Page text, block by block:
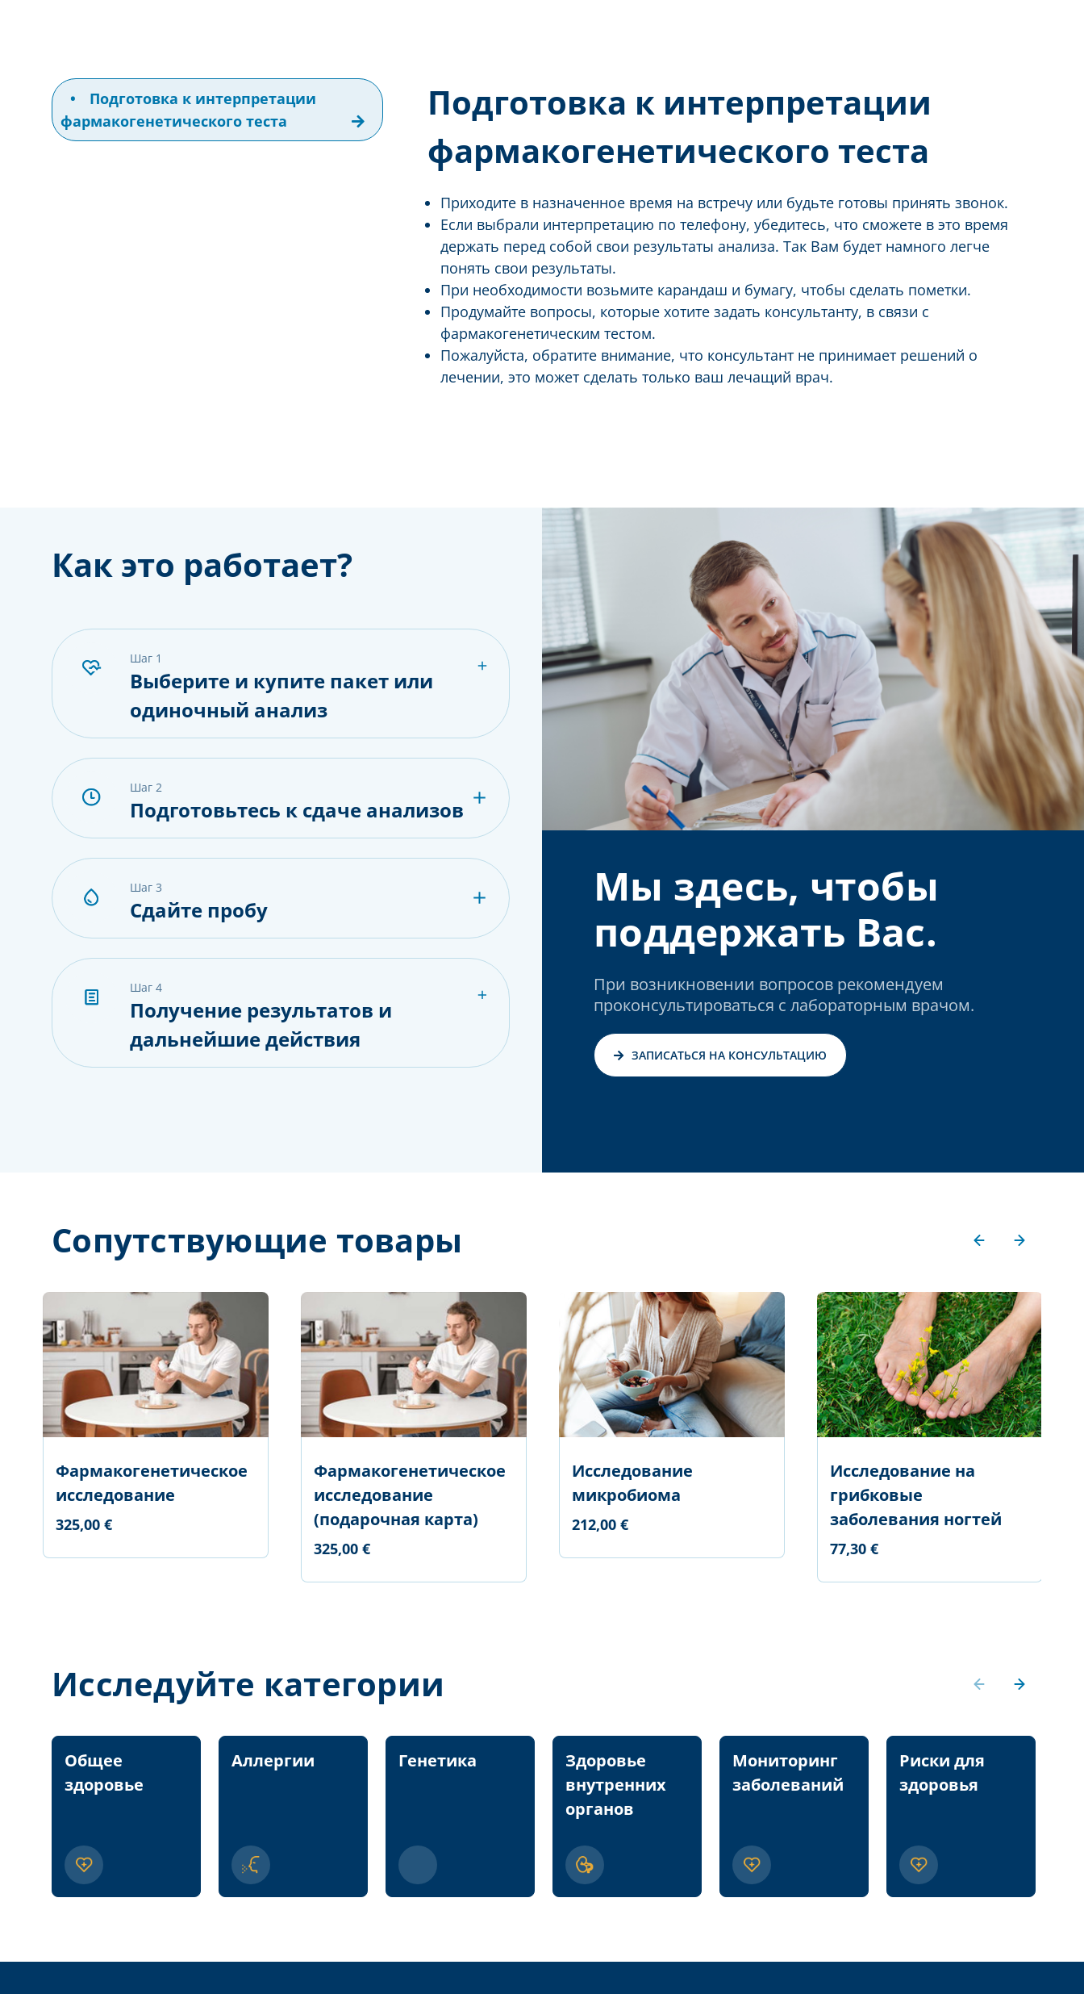
•
Подготовка к интерпретации
фармакогенетического теста
Подготовка к интерпретации
фармакогенетического теста
Приходите в назначенное время на встречу или будьте готовы принять звонок.
Если выбрали интерпретацию по телефону, убедитесь, что сможете в это время
держать перед собой свои результаты анализа. Так Вам будет намного легче
понять свои результаты.
При необходимости возьмите карандаш и бумагу, чтобы сделать пометки.
Продумайте вопросы, которые хотите задать консультанту, в связи с
фармакогенетическим тестом.
Пожалуйста, обратите внимание, что консультант не принимает решений о
лечении, это может сделать только ваш лечащий врач.
Как это работает?
шаг 1
Выберите и купите пакет или
одиночный анализ
шаг 2
Подготовьтесь к сдаче анализов
шаг 3
Сдайте пробу
шаг 4
Получение результатов и
дальнейшие действия
Мы здесь, чтобы
поддержать Вас.
При возникновении вопросов рекомендуем
проконсультироваться с лабораторным врачом.
ЗАПИСАТЬСЯ НА КОНСУЛЬТАЦИЮ
Сопутствующие товары
Фармакогенетическое
исследование
325,00 €
Фармакогенетическое
исследование
(подарочная карта)
325,00 €
Исследование
микробиома
212,00 €
Исследование на
грибковые
заболевания ногтей
77,30 €
Исследуйте категории
Общее
здоровье
Аллергии Генетика
Здоровье
внутренних
органов
Мониторинг
заболеваний
Риски для
здоровья